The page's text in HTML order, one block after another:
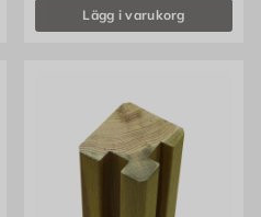
Lägg i varukorg